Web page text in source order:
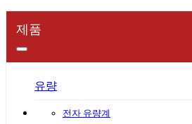
제품
유량
전자 유량계